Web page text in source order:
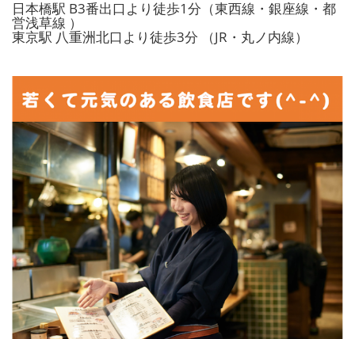
日本橋駅 B3番出口より徒歩1分（東西線・銀座線・都
営浅草線 ）
東京駅 八重洲北口より徒歩3分 （JR・丸ノ内線）